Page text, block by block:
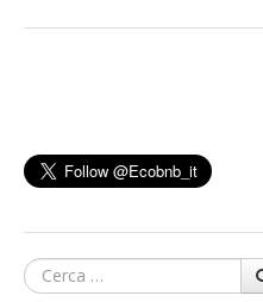
Cerca